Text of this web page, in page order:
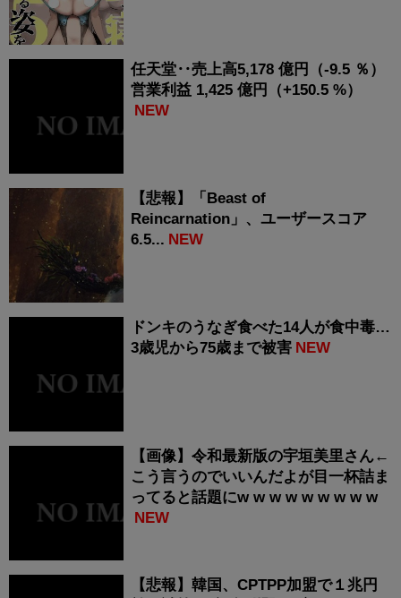
任天堂‥売上高5,178 億円（-9.5 ％）
営業利益 1,425 億円（+150.5 %）
NEW
【悲報】「Beast of
Reincarnation」、ユーザースコア
6.5... NEW
ドンキのうなぎ食べた14人が食中毒…
3歳児から75歳まで被害 NEW
【画像】令和最新版の宇垣美里さん←
こう言うのでいいんだよが目一杯詰ま
ってると話題にw w w w w w w w w
NEW
【悲報】韓国、CPTPP加盟で１兆円